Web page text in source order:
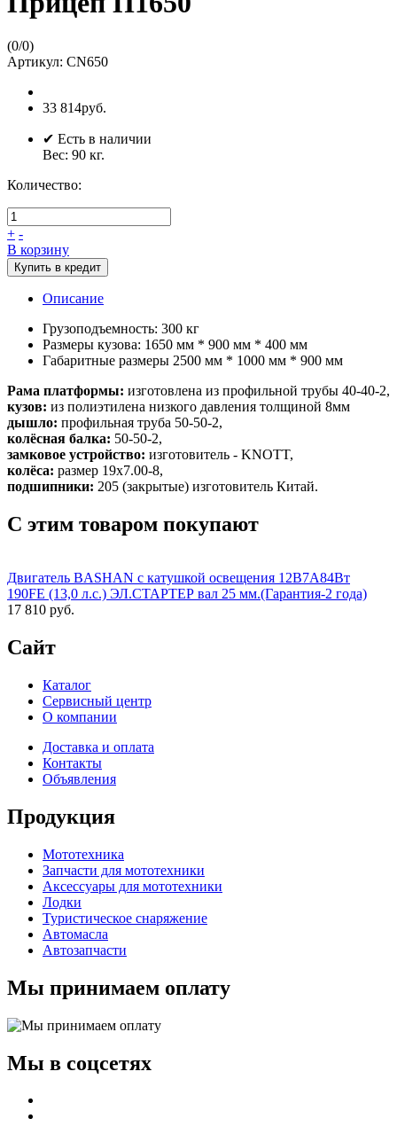
(0/0)
Артикул: CN650
33 814руб.
✔ Есть в наличии
Вес: 90 кг.
Количество:
+ -
В корзину
Купить в кредит
Описание
Грузоподъемность: 300 кг
Размеры кузова: 1650 мм * 900 мм * 400 мм
Габаритные размеры 2500 мм * 1000 мм * 900 мм
Рама платформы: изготовлена из профильной трубы 40-40-2,
кузов: из полиэтилена низкого давления толщиной 8мм
дышло: профильная труба 50-50-2,
колёсная балка: 50-50-2,
замковое устройство: изготовитель - KNOTT,
колёса: размер 19х7.00-8,
подшипники: 205 (закрытые) изготовитель Китай.
С этим товаром покупают
Двигатель BASHAN с катушкой освещения 12В7А84Вт
190FE (13,0 л.с.) ЭЛ.СТАРТЕР вал 25 мм.(Гарантия-2 года)
17 810 руб.
Сайт
Каталог
Сервисный центр
О компании
Доставка и оплата
Контакты
Объявления
Продукция
Мототехника
Запчасти для мототехники
Аксессуары для мототехники
Лодки
Туристическое снаряжение
Автомасла
Автозапчасти
Мы принимаем оплату
Мы в соцсетях